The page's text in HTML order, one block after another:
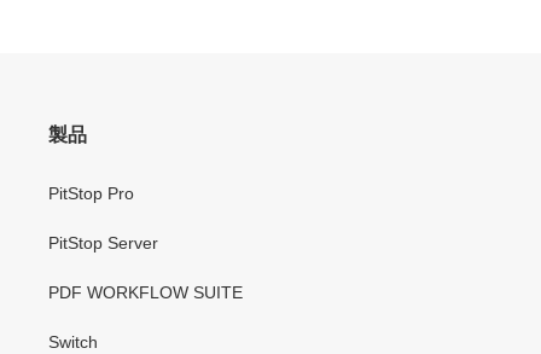
製品
PitStop Pro
PitStop Server
PDF WORKFLOW SUITE
Switch